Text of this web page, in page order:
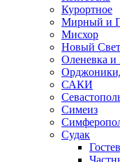
Курортное
Мирный и
Мисхор
Новый Свет
Оленевка и
САКИ
Симеиз
Судак